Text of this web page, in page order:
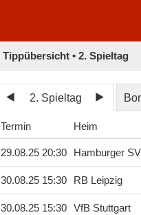
Tippübersicht • 2. Spieltag
2. Spieltag
Termin Heim
29.08.25 20:30 Hamburger SV
30.08.25 15:30 RB Leipzig
30.08.25 15:30 VfB Stuttgart